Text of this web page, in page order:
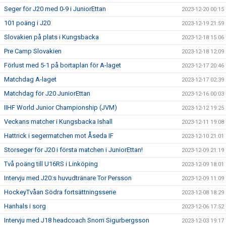
Seger för J20 med 0-9 i JuniorEttan 2023-12-20 00:15
101 poäng i J20 2023-12-19 21:59
Slovakien på plats i Kungsbacka 2023-12-18 15:06
Pre Camp Slovakien 2023-12-18 12:09
Förlust med 5-1 på bortaplan för A-laget 2023-12-17 20:46
Matchdag A-laget 2023-12-17 02:39
Matchdag för J20 JuniorEttan 2023-12-16 00:03
IIHF World Junior Championship (JVM) 2023-12-12 19:25
Veckans matcher i Kungsbacka Ishall 2023-12-11 19:08
Hattrick i segermatchen mot Åseda IF 2023-12-10 21:01
Storseger för J20 i första matchen i JuniorEttan! 2023-12-09 21:19
Två poäng till U16RS i Linköping 2023-12-09 18:01
Intervju med J20:s huvudtränare Tor Persson 2023-12-09 11:09
HockeyTvåan Södra fortsättningsserie 2023-12-08 18:29
Hanhals i sorg 2023-12-06 17:52
Intervju med J18 headcoach Snorri Sigurbergsson 2023-12-03 19:17